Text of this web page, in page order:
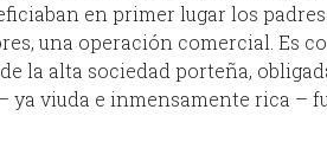
en primer lugar los
una operación comercial. Es
la alta sociedad porteña,
ya viuda e inmensamente rica –